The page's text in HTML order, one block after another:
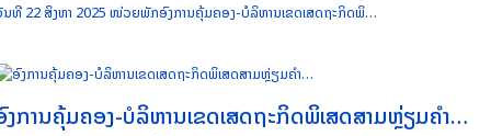
ທີ 22 ສິງຫາ 2025 ໜ່ວຍພັກອົງການຄຸ້ມຄອງ-ບໍລິຫານເຂດເສດຖະກິດພິ…
ງການຄຸ້ມຄອງ-ບໍລິຫານເຂດເສດຖະກິດພິເສດສາມຫຼ່ຽມຄຳ…